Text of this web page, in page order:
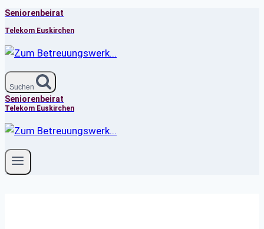
Zum
Inhalt
springen
Seniorenbeirat
Telekom Euskirchen
Suchen
Seniorenbeirat
Telekom Euskirchen